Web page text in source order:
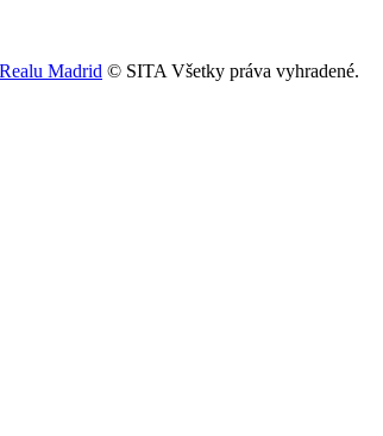
Madrid © SITA Všetky práva vyhradené.